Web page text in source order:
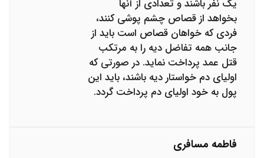
یک نفر باشند و تعدادی از آن­ها
بخواهد از قصاص چشم پوشی کنند،
فردی که خواهان قصاص است باید از
جانب همه تفاضل دیه را به مرتکب
قتل عمد پرداخت نماید. در صورتی که
اولیای دم خواستار دیه باشند، باید این
پول به خود اولیای دم پرداخت گردد.
فاطمه مسافری